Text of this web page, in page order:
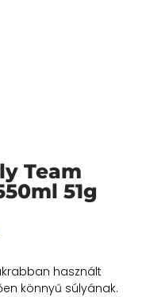
Team
51g
használt
könnyű súlyának.